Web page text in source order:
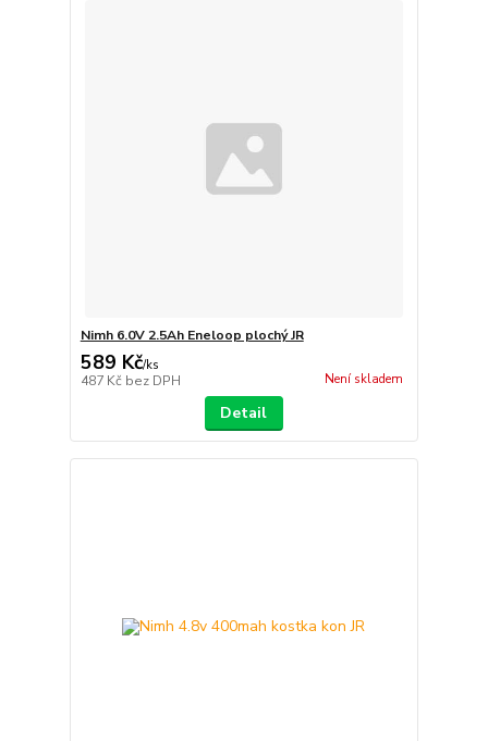
Nimh 6.0V 2.5Ah Eneloop plochý JR
589 Kč/ks
487 Kč bez DPH Není skladem
Detail